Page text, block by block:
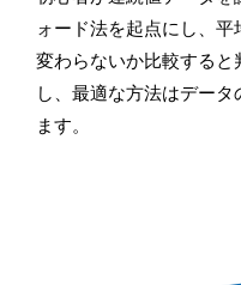
ォード法を起点にし、平
変わらないか比較する
し、最適な方法はデー
ます。